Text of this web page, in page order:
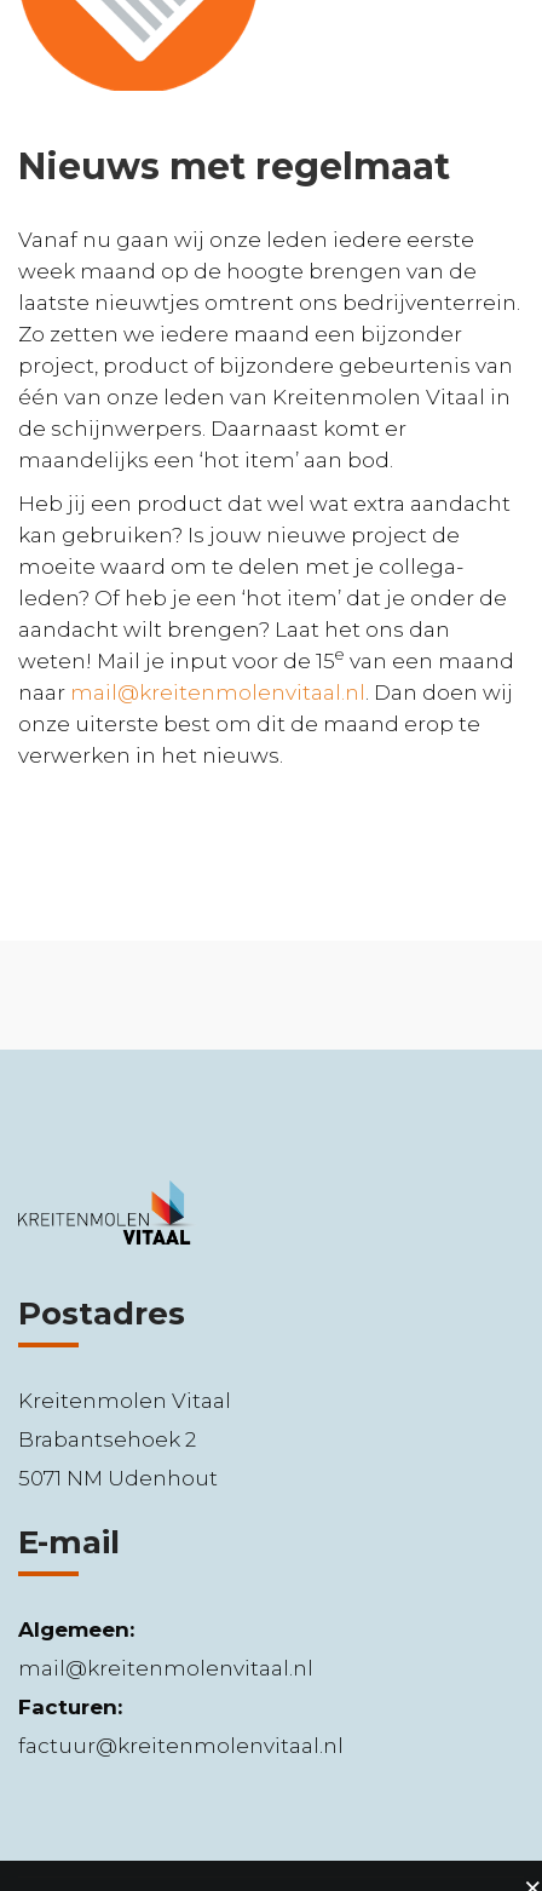
Nieuws met regelmaat
Vanaf nu gaan wij onze leden iedere eerste
week maand op de hoogte brengen van de
laatste nieuwtjes omtrent ons bedrijventerrein.
Zo zetten we iedere maand een bijzonder
project, product of bijzondere gebeurtenis van
één van onze leden van Kreitenmolen Vitaal in
de schijnwerpers. Daarnaast komt er
maandelijks een ‘hot item’ aan bod.
Heb jij een product dat wel wat extra aandacht
kan gebruiken? Is jouw nieuwe project de
moeite waard om te delen met je collega-
leden? Of heb je een ‘hot item’ dat je onder de
aandacht wilt brengen? Laat het ons dan
weten! Mail je input voor de 15e van een maand
naar mail@kreitenmolenvitaal.nl . Dan doen wij
onze uiterste best om dit de maand erop te
verwerken in het nieuws.
Postadres
Kreitenmolen Vitaal
Brabantsehoek 2
5071 NM Udenhout
E-mail
Algemeen:
mail@kreitenmolenvitaal.nl
Facturen:
factuur@kreitenmolenvitaal.nl